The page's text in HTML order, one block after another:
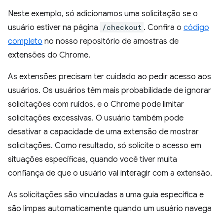
Neste exemplo, só adicionamos uma solicitação se o
usuário estiver na página /checkout . Confira o código
completo no nosso repositório de amostras de
extensões do Chrome.
As extensões precisam ter cuidado ao pedir acesso aos
usuários. Os usuários têm mais probabilidade de ignorar
solicitações com ruídos, e o Chrome pode limitar
solicitações excessivas. O usuário também pode
desativar a capacidade de uma extensão de mostrar
solicitações. Como resultado, só solicite o acesso em
situações específicas, quando você tiver muita
confiança de que o usuário vai interagir com a extensão.
As solicitações são vinculadas a uma guia específica e
são limpas automaticamente quando um usuário navega